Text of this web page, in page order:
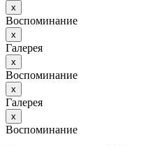
х
Воспоминание
х
Галерея
х
Воспоминание
х
Галерея
х
Воспоминание